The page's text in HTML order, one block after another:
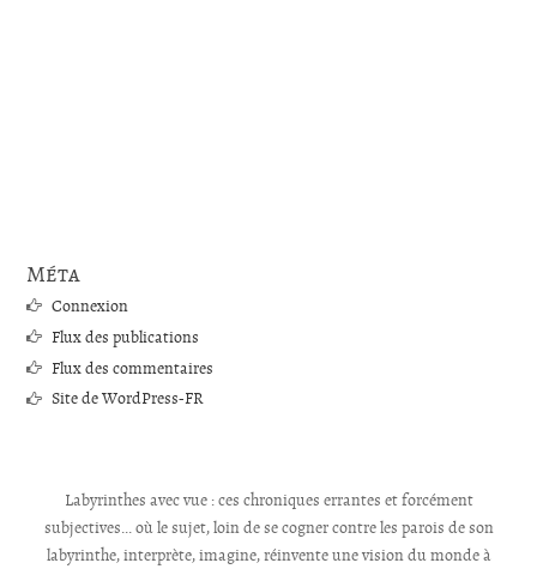
Méta
Connexion
Flux des publications
Flux des commentaires
Site de WordPress-FR
Labyrinthes avec vue : ces chroniques errantes et forcément
subjectives... où le sujet, loin de se cogner contre les parois de son
labyrinthe, interprète, imagine, réinvente une vision du monde à